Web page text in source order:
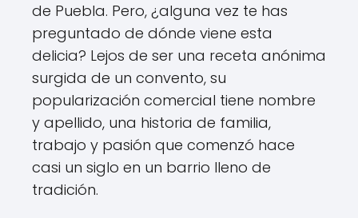
de Puebla. Pero, ¿alguna vez te has
preguntado de dónde viene esta
delicia? Lejos de ser una receta anónima
surgida de un convento, su
popularización comercial tiene nombre
y apellido, una historia de familia,
trabajo y pasión que comenzó hace
casi un siglo en un barrio lleno de
tradición.